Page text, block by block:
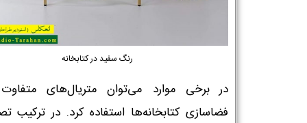
رنگ سفید در کتابخانه
در برخی موارد می‌توان متریال‌های
فضاسازی کتابخانه‌ها استفاده کرد. در ترکیب